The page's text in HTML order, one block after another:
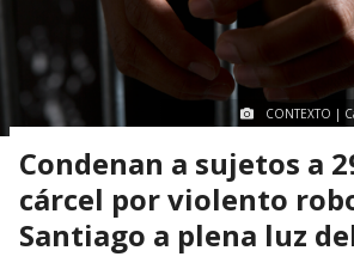
CONTEXTO |
Condenan a sujetos a
cárcel por violento
Santiago a plena luz